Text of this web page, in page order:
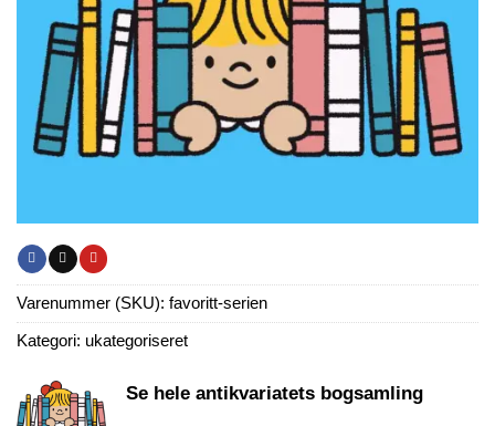
Varenummer (SKU): favoritt-serien
Kategori: ukategoriseret
Se hele antikvariatets bogsamling